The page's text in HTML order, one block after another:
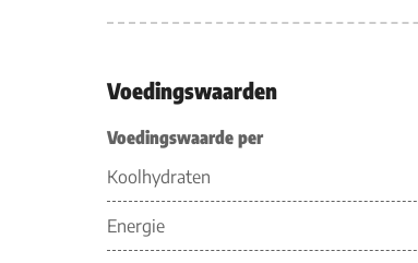
Voedingswaarden
Voedingswaarde per
Koolhydraten
Energie